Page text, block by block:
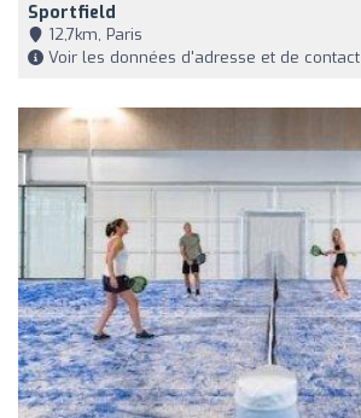
Sportfield
12,7km, Paris
Voir les données d'adresse et de contact